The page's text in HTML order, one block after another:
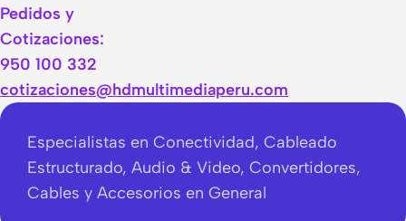
Pedidos y
Cotizaciones:
950 100 332
cotizaciones@hdmultimediaperu.com
Especialistas en Conectividad, Cableado
Estructurado, Audio & Video, Convertidores,
Cables y Accesorios en General